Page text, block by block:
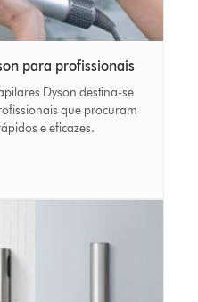
para profissionais
Dyson destina-se
que procuram
e eficazes.